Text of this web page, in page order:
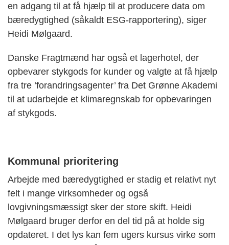
en adgang til at få hjælp til at producere data om
bæredygtighed (såkaldt ESG-rapportering), siger
Heidi Mølgaard.
Danske Fragtmænd har også et lagerhotel, der
opbevarer stykgods for kunder og valgte at få hjælp
fra tre ’forandringsagenter’ fra Det Grønne Akademi
til at udarbejde et klimaregnskab for opbevaringen
af stykgods.
Kommunal prioritering
Arbejde med bæredygtighed er stadig et relativt nyt
felt i mange virksomheder og også
lovgivningsmæssigt sker der store skift. Heidi
Mølgaard bruger derfor en del tid på at holde sig
opdateret. I det lys kan fem ugers kursus virke som